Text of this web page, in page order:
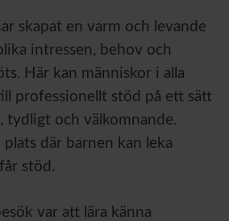
skapat en varm och levande
intressen, behov och
Här kan människor i alla
professionellt stöd på ett sätt
tydligt och välkomnande.
där barnen kan leka
stöd.
var att lära känna